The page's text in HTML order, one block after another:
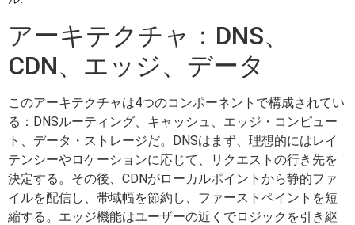
アーキテクチャ：DNS、
CDN、エッジ、データ
このアーキテクチャは4つのコンポーネントで構成されてい
る：DNSルーティング、キャッシュ、エッジ・コンピュー
ト、データ・ストレージだ。DNSはまず、理想的にはレイ
テンシーやロケーションに応じて、リクエストの行き先を
決定する。その後、CDNがローカルポイントから静的ファ
イルを配信し、帯域幅を節約し、ファーストペイントを短
縮する。エッジ機能はユーザーの近くでロジックを引き継